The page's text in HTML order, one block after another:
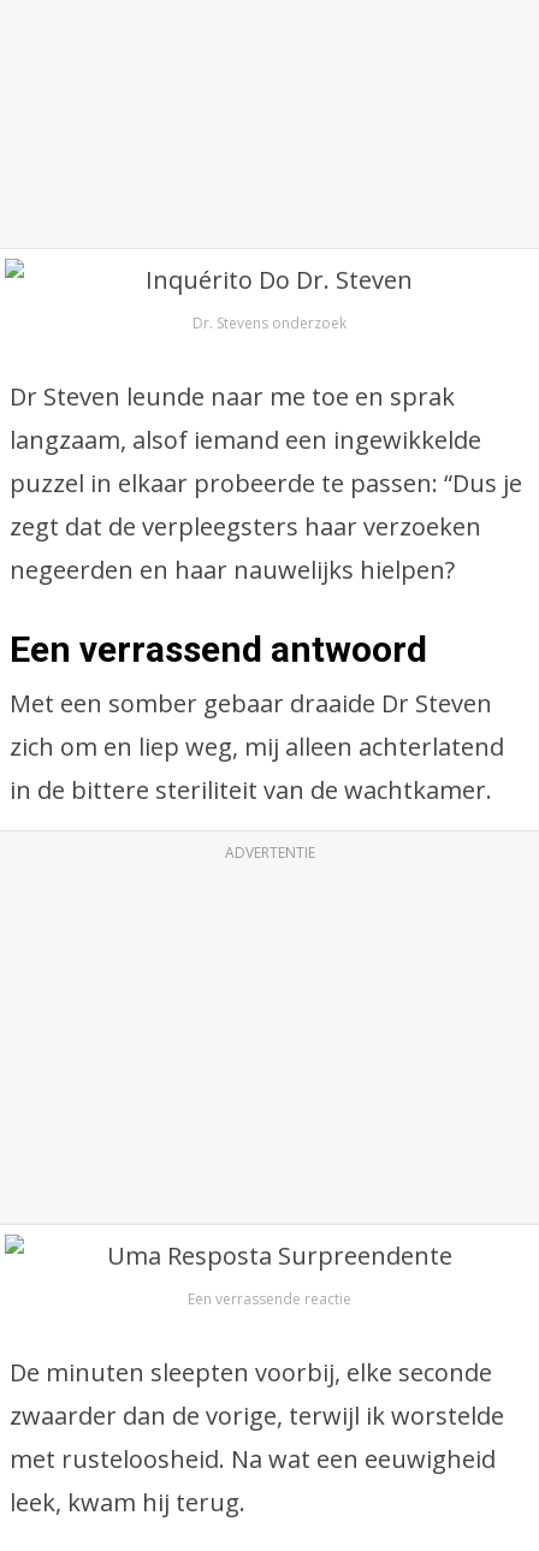
Dr. Stevens onderzoek
Dr Steven leunde naar me toe en sprak
langzaam, alsof iemand een ingewikkelde
puzzel in elkaar probeerde te passen: “Dus je
zegt dat de verpleegsters haar verzoeken
negeerden en haar nauwelijks hielpen?
Een verrassend antwoord
Met een somber gebaar draaide Dr Steven
zich om en liep weg, mij alleen achterlatend
in de bittere steriliteit van de wachtkamer.
ADVERTENTIE
Een verrassende reactie
De minuten sleepten voorbij, elke seconde
zwaarder dan de vorige, terwijl ik worstelde
met rusteloosheid. Na wat een eeuwigheid
leek, kwam hij terug.